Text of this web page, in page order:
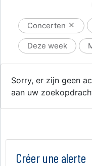
Concerten
Deze week
Sorry, er zijn geen
aan uw
Créer une alerte